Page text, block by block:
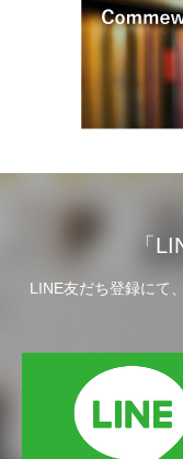
「
LINE友だち登録にて